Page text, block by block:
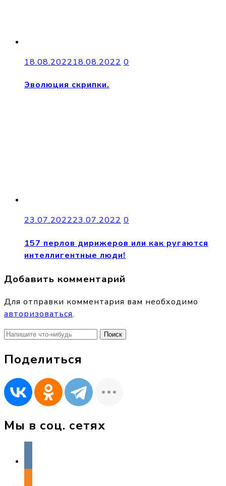
18.08.202218.08.2022 0
Эволюция скрипки.
23.07.202223.07.2022 0
157 перлов дирижеров или как ругаются
интеллигентные люди!
Добавить комментарий
Для отправки комментария вам необходимо
авторизоваться.
Найти:
Поделиться
Мы в соц. сетях